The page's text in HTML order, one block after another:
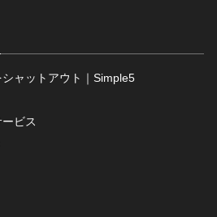
ャットアウト｜Simple5
ビス